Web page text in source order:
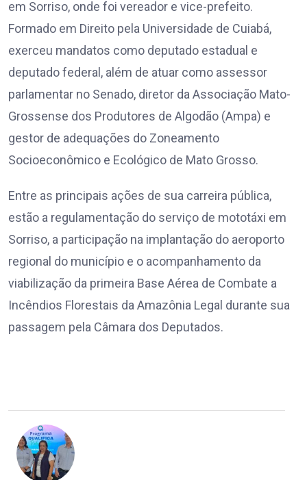
em Sorriso, onde foi vereador e vice-prefeito.
Formado em Direito pela Universidade de Cuiabá,
exerceu mandatos como deputado estadual e
deputado federal, além de atuar como assessor
parlamentar no Senado, diretor da Associação Mato-
Grossense dos Produtores de Algodão (Ampa) e
gestor de adequações do Zoneamento
Socioeconômico e Ecológico de Mato Grosso.
Entre as principais ações de sua carreira pública,
estão a regulamentação do serviço de mototáxi em
Sorriso, a participação na implantação do aeroporto
regional do município e o acompanhamento da
viabilização da primeira Base Aérea de Combate a
Incêndios Florestais da Amazônia Legal durante sua
passagem pela Câmara dos Deputados.